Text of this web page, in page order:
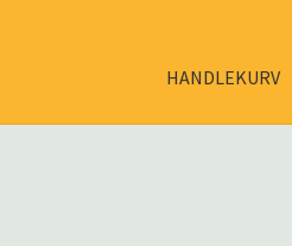
HANDLEKURV